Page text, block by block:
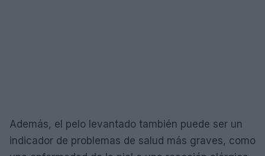
Además, el pelo levantado también puede ser un
indicador de problemas de salud más graves, como